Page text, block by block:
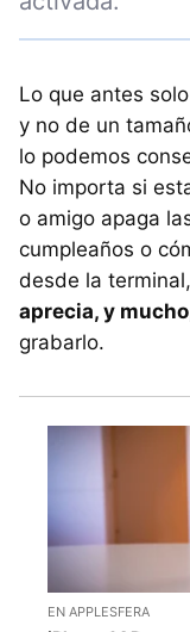
Lo que antes
y no de un
lo podemos
No importa si
o amigo apaga
cumpleaños o
desde la terminal,
aprecia, y mucho
grabarlo.
EN APPLESFERA